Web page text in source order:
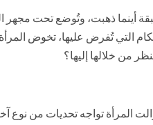
أينما ذهبت، وتُوضع تحت
التي تُفرض عليها، تخوض
من خلالها إليها؟
تواجه تحديات من نوع آخر؛